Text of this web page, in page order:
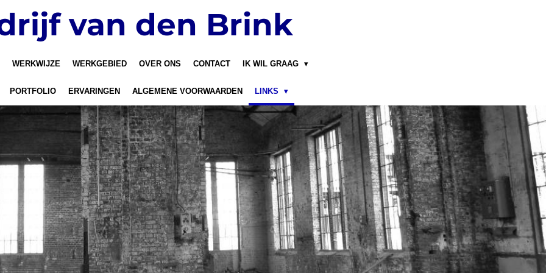
van den Brink
WERKWIJZE WERKGEBIED OVER ONS CONTACT IK WIL GRAAG
PORTFOLIO ERVARINGEN ALGEMENE VOORWAARDEN LINKS